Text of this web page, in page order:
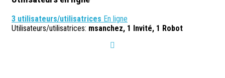
3 utilisateurs/utilisatrices En ligne
Utilisateurs/utilisatrices: msanchez, 1 Invité, 1 Robot